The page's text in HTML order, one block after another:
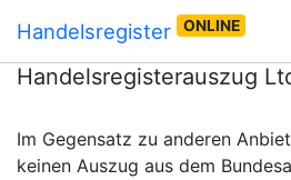
Handelsregister ONLINE
Handelsregisterauszug
Im Gegensatz zu anderen
keinen Auszug aus dem